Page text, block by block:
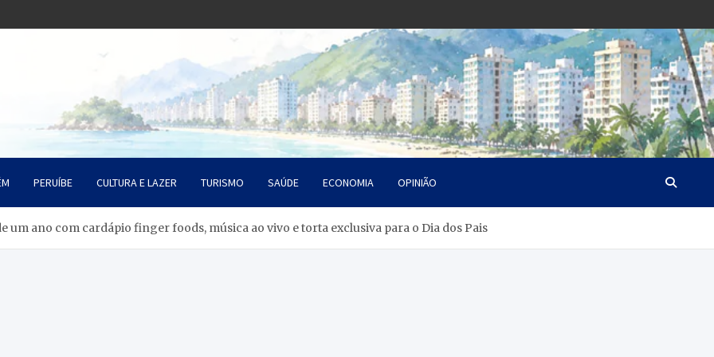
Litoral SP
PERUÍBE CULTURA E LAZER TURISMO SAÚDE ECONOMIA OPINIÃO
um ano com cardápio finger foods, música ao vivo e torta exclusiva para o Dia dos Pais